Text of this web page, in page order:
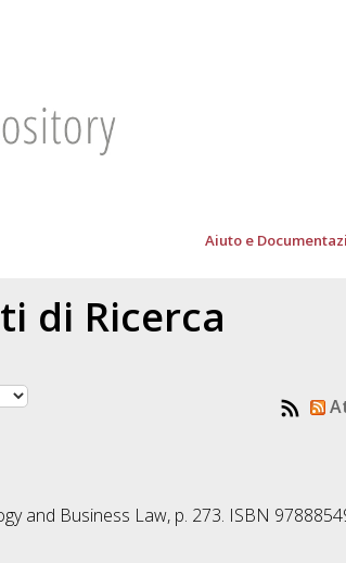
Aiuto e
di Ricerca
and Business Law, p. 273. ISBN